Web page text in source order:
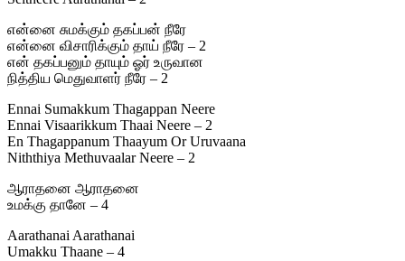
என்னை சுமக்கும் தகப்பன் நீரே
என்னை விசாரிக்கும் தாய் நீரே – 2
என் தகப்பனும் தாயும் ஓர் உருவான
நித்திய மெதுவாளர் நீரே – 2
Ennai Sumakkum Thagappan Neere
Ennai Visaarikkum Thaai Neere – 2
En Thagappanum Thaayum Or Uruvaana
Niththiya Methuvaalar Neere – 2
ஆராதனை ஆராதனை
உமக்கு தானே – 4
Aarathanai Aarathanai
Umakku Thaane – 4